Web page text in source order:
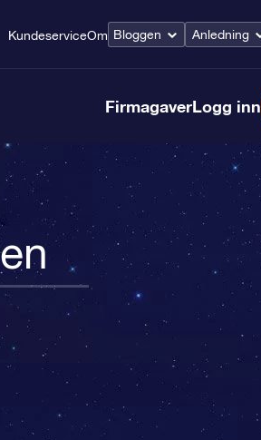
KundeserviceOm Bloggen Anledning
FirmagaverLogg inn